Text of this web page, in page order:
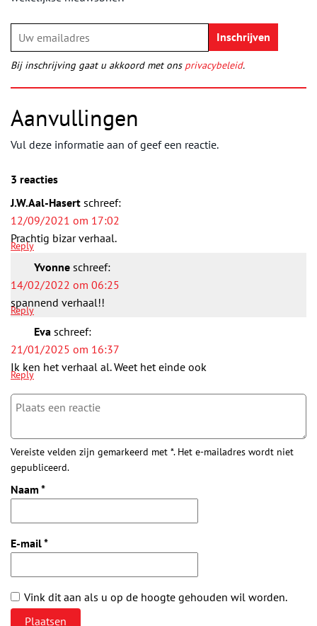
Bij inschrijving gaat u akkoord met ons privacybeleid.
Aanvullingen
Vul deze informatie aan of geef een reactie.
3 reacties
J.W.Aal-Hasert schreef:
12/09/2021 om 17:02
Prachtig bizar verhaal.
Reply
Yvonne schreef:
14/02/2022 om 06:25
spannend verhaal!!
Reply
Eva schreef:
21/01/2025 om 16:37
Ik ken het verhaal al. Weet het einde ook
Reply
Vereiste velden zijn gemarkeerd met *. Het e-mailadres wordt niet
gepubliceerd.
Naam *
E-mail*
Vink dit aan als u op de hoogte gehouden wil worden.